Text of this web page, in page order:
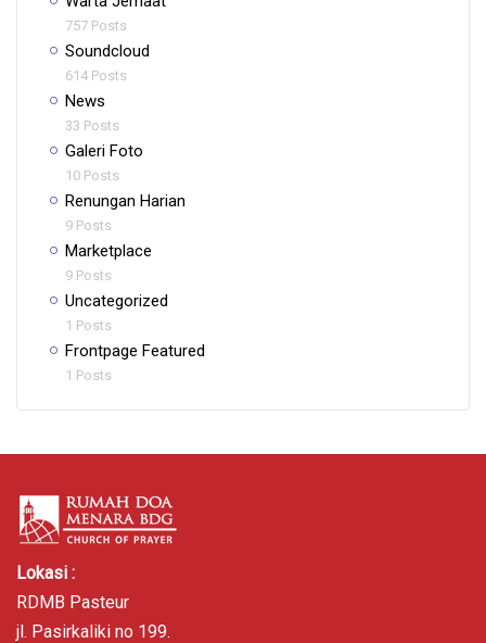
757 Posts
Soundcloud
614 Posts
News
33 Posts
Galeri Foto
10 Posts
Renungan Harian
9 Posts
Marketplace
9 Posts
Uncategorized
1 Posts
Frontpage Featured
1 Posts
Lokasi :
RDMB Pasteur
jl. Pasirkaliki no 199.